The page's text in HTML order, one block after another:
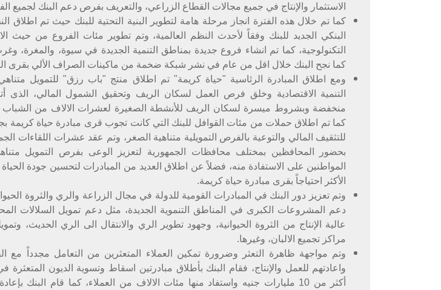
الاستثمار والإنتاج في جميع مجالات القطاع الزراعي، والتعريف بفرص دعم البنك لجميع
كما تم خلال هذه الفترة انجاز مرحلة هامة لتطوير البنية التحتية للبنك حيث تم اطلاق
البنكي الجديد للبنك وفقاً لأحدث النظم العالمية، وتم تطوير مئات الفروع من حيث
التكنولوجية، كما تم انشاء فروع جديدة بمناطق التنمية الجديدة في سيوة، والمغرة،
كما نجح البنك خلال اقل من عام في نشر شبكة ضخمة من ماكينات الصراف الألي بقرى
ومع اطلاق المبادرة الرئاسية "حياة كريمة" تم اطلاق منتج "باب رزق" للتمويل
التنمية الاقتصادية وخلق فرص العمل لسكان الريف وتحقيق الشمول المالي، الذى
منخفضة وبشروط ميسرة لسكان الريف للأنشطة الصغيرة لعشرات الالاف من الشباب
كما تم اطلاق حملات من مئات القوافل للبنك التي كانت تجوب قرى مبادرة حياة كريمة
للتثقيف المالي والتوعية بالفرص التمويلية متناهية الصغر، وتم عقد عشرات اللقاءات
بحضور المحافظين بمختلف محافظات الجمهورية لتعزيز الوعى بفرص التمويل
المواطنين على الاستفادة منه، فضلاً عن اطلاق العديد من المبادرات لتحسين جودة
الأكثر احتياجاً بقرى مبادرة حياة كريمة.
وتم تعزيز دور البنك في المبادرات القومية للدولة في مجال الزراعة والري والثروة
دعم المشروعات الكبرى في المناطق التنموية الجديدة، مثل دعم تمويل السلالات
عالية الإنتاج من الثروة الحيوانية، وجهود تطوير الري والانتقال الى الري الحديث،
مراكز تجميع الالبان، وغيرها.
وتم مواجهة ظاهرة التعثر وضرورة تمكين العملاء المتعثرين من التعامل مجدداً مع
أكثر من 10 مليارات جنيه واستفاد منها مئات الالاف من العملاء، كما قام البنك